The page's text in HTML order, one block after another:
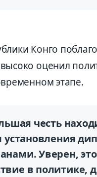
Конго
оценил
этапе.
честь
установления
Уверен,
в политике,